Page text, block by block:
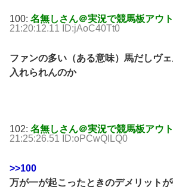
100: 名無しさん＠実況で競馬板アウト
21:20:12.11 ID:jAoC40Tt0
ファンの多い（ある意味）馬だしヴ
入れられんのか
102: 名無しさん＠実況で競馬板アウト
21:25:26.51 ID:oPCwQILQ0
>>100
万が一が起こったときのデメリット